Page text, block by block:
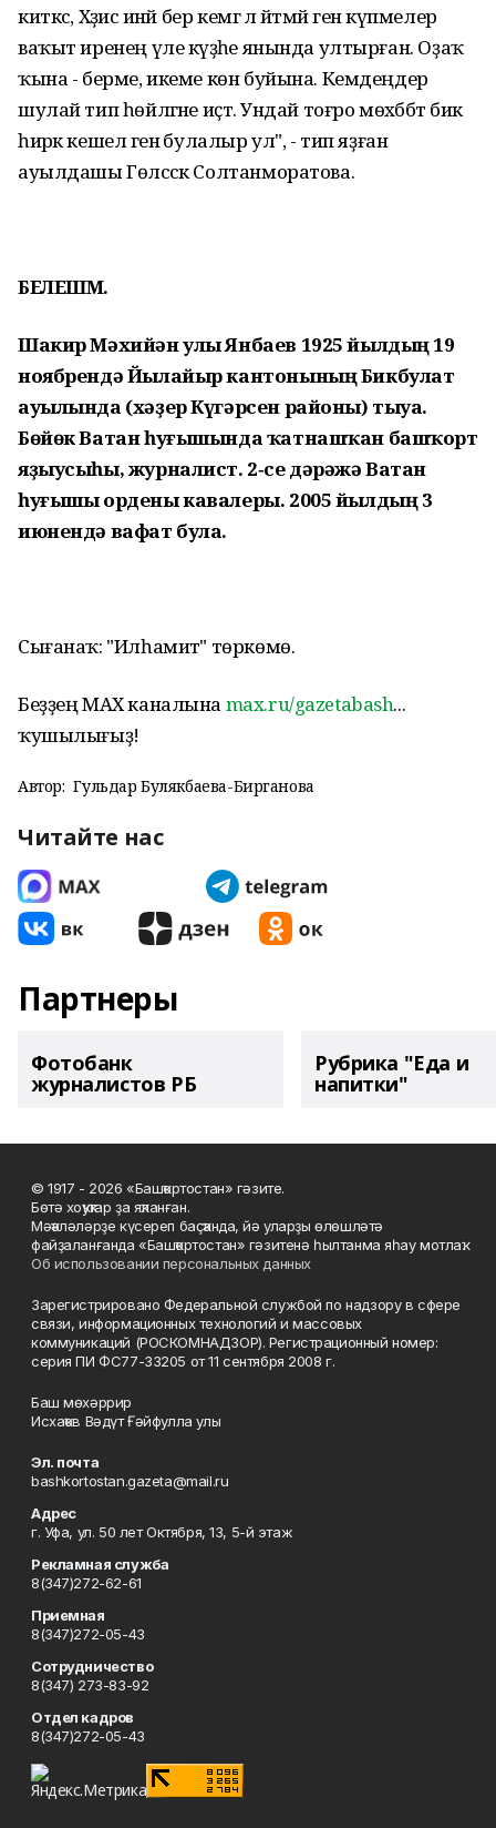
киткәс, Хәҙисә инәй бер кемгә лә әйтмәй генә күпмелер
ваҡыт иренең үле кәүҙәһе янында ултырған. Оҙаҡ
ҡына - берме, икеме көн буйына. Кемдеңдер
шулай тип һөйләгәне иҫтә. Ундай тоғро мөхәббәт бик
һирәк кешелә генә булалыр ул", - тип яҙған
ауылдашы Гөлсәсәк Солтанморатова.
БЕЛЕШМӘ.
Шакир Мәхийән улы Янбаев 1925 йылдың 19
ноябрендә Йылайыр кантонының Бикбулат
ауылында (хәҙер Күгәрсен районы) тыуа.
Бөйөк Ватан һуғышында ҡатнашҡан башҡорт
яҙыусыһы, журналист. 2‑се дәрәжә Ватан
һуғышы ордены кавалеры. 2005 йылдың 3
июнендә вафат була.
Сығанаҡ: "Илһамиәт" төркөмө.
Беҙҙең МАХ каналына max.ru/gazetabash...
ҡушылығыҙ!
Автор: Гульдар Булякбаева-Бирганова
Читайте нас
Партнеры
Фотобанк
журналистов РБ
Рубрика "Еда и
напитки"
© 1917 - 2026 «Башҡортостан» гәзите.
Бөтә хоҡуҡтар ҙа яҡланған.
Мәҡәләләрҙе күсереп баҫҡанда, йә уларҙы өлөшләтә
файҙаланғанда «Башҡортостан» гәзитенә һылтанма яһау мотлаҡ.
Об использовании персональных данных
Зарегистрировано Федеральной службой по надзору в сфере
связи, информационных технологий и массовых
коммуникаций (РОСКОМНАДЗОР). Регистрационный номер:
серия ПИ ФС77-33205 от 11 сентября 2008 г.
Баш мөхәррир
Исхаҡов Вәдүт Ғәйфулла улы
Эл. почта
bashkortostan.gazeta@mail.ru
Адрес
г. Уфа, ул. 50 лет Октября, 13, 5-й этаж
Рекламная служба
8(347)272-62-61
Приемная
8(347)272-05-43
Сотрудничество
8(347) 273-83-92
Отдел кадров
8(347)272-05-43